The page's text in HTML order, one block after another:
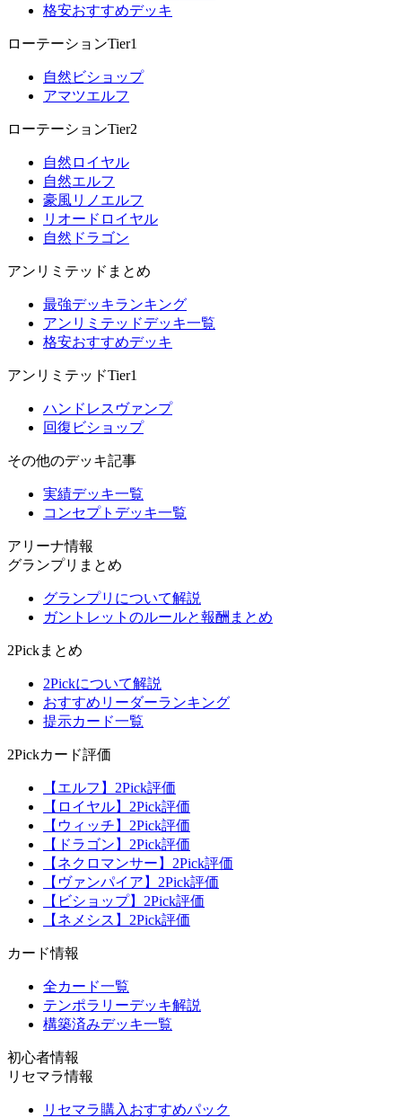
格安おすすめデッキ
ローテーションTier1
自然ビショップ
アマツエルフ
ローテーションTier2
自然ロイヤル
自然エルフ
豪風リノエルフ
リオードロイヤル
自然ドラゴン
アンリミテッドまとめ
最強デッキランキング
アンリミテッドデッキ一覧
格安おすすめデッキ
アンリミテッドTier1
ハンドレスヴァンプ
回復ビショップ
その他のデッキ記事
実績デッキ一覧
コンセプトデッキ一覧
アリーナ情報
グランプリまとめ
グランプリについて解説
ガントレットのルールと報酬まとめ
2Pickまとめ
2Pickについて解説
おすすめリーダーランキング
提示カード一覧
2Pickカード評価
【エルフ】2Pick評価
【ロイヤル】2Pick評価
【ウィッチ】2Pick評価
【ドラゴン】2Pick評価
【ネクロマンサー】2Pick評価
【ヴァンパイア】2Pick評価
【ビショップ】2Pick評価
【ネメシス】2Pick評価
カード情報
全カード一覧
テンポラリーデッキ解説
構築済みデッキ一覧
初心者情報
リセマラ情報
リセマラ購入おすすめパック